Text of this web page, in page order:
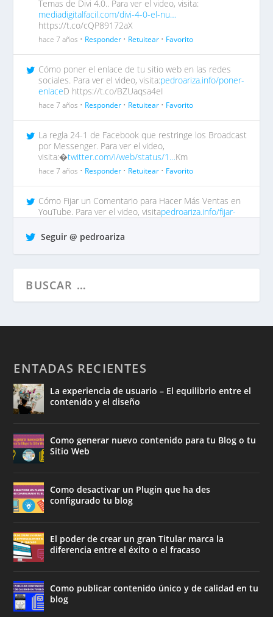
Temas de Divi 4.0.. Para ver el video, visita:
mediadigitalfacil.com/divi-4-0-el-nu…
https://t.co/cQP89172aX
hace 7 años • Responder • Retuitear • Favorito
Cómo poner el enlace de tu sitio web en las redes
sociales. Para ver el video, visita:pedroariza.info/poner-
enlaceD https://t.co/BZUaqsa4eI
hace 7 años • Responder • Retuitear • Favorito
La regla 24-1 de Facebook que restringe los Broadcast
por Messenger. Para ver el video,
visita:�twitter.com/i/web/status/1…Km
hace 7 años • Responder • Retuitear • Favorito
Cómo Fijar un Comentario para Hacer Más Ventas en
YouTube. Para ver el video, visitapedroariza.info/fijar-
hace 7 años •Responder•
Seguir @ pedroariza
ENTADAS RECIENTES
La experiencia de usuario – El equilibrio entre el
contenido y el diseño
Como generar nuevo contenido para tu Blog o tu
Sitio Web
Como desactivar un Plugin que ha des
configurado tu blog
El poder de crear un gran Titular marca la
diferencia entre el éxito o el fracaso
Como publicar contenido único y de calidad en tu
blog